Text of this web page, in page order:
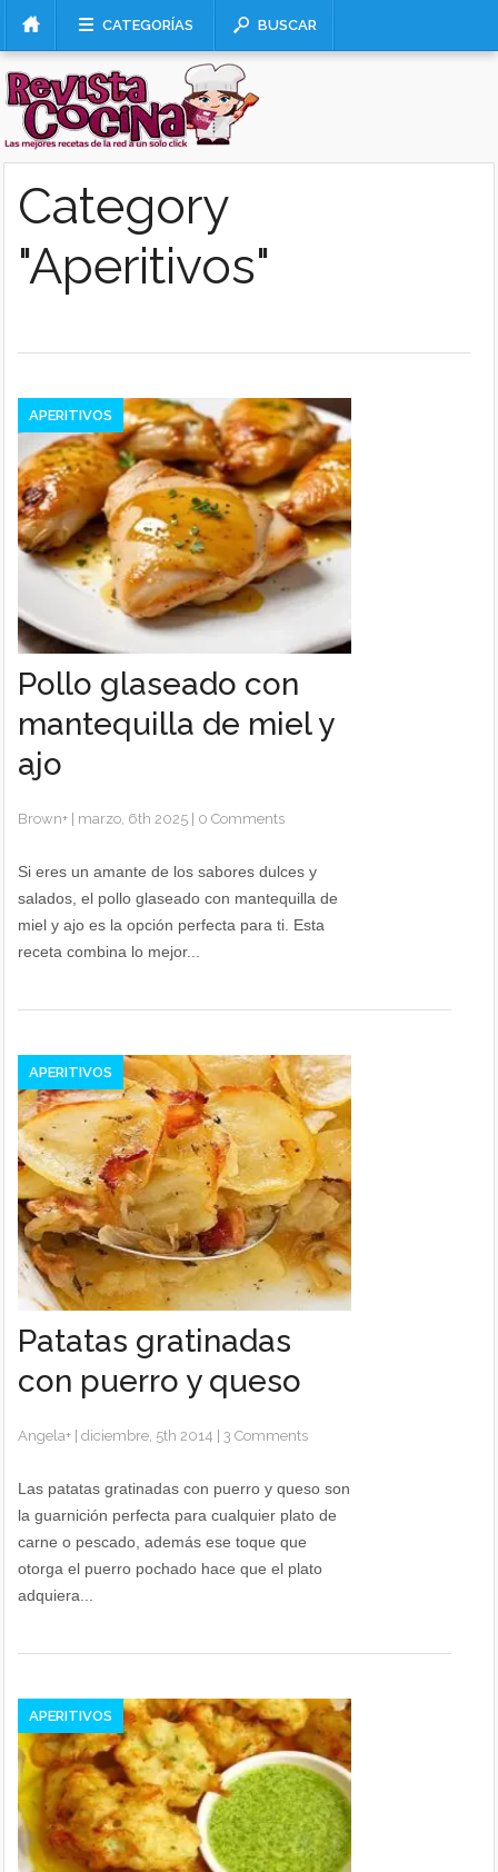
CATEGORÍAS BUSCAR
Category
"Aperitivos"
APERITIVOS
Pollo glaseado con
mantequilla de miel y
ajo
Brown+ marzo, 6th 2025 0 Comments
Si eres un amante de los sabores dulces y
salados, el pollo glaseado con mantequilla de
miel y ajo es la opción perfecta para ti. Esta
receta combina lo mejor...
APERITIVOS
Patatas gratinadas
con puerro y queso
Angela+ |diciembre, 5th 2014 |3 Comments
Las patatas gratinadas con puerro y queso son
la guarnición perfecta para cualquier plato de
carne o pescado, además ese toque que
otorga el puerro pochado hace que el plato
adquiera...
APERITIVOS